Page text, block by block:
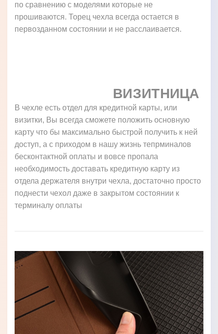
по сравнению с моделями которые не
прошиваются. Торец чехла всегда остается в
первозданном состоянии и не расслаивается.
ВИЗИТНИЦА
В чехле есть отдел для кредитной карты, или
визитки, Вы всегда сможете положить основную
карту что бы максимально быстрой получить к ней
доступ, а с приходом в нашу жизнь тепрминалов
бесконтактной оплаты и вовсе пропала
необходимость доставать кредитную карту из
отдела держателя внутри чехла, достаточно просто
поднести чехол даже в закрытом состоянии к
терминалу оплаты